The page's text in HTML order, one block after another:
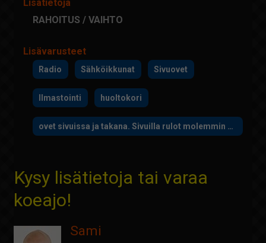
Lisätietoja
RAHOITUS / VAIHTO
Lisävarusteet
Radio Sähköikkunat Sivuovet
Ilmastointi huoltokori
ovet sivuissa ja takana. Sivuilla rulot molemmin puolin. Työkalulaatikot ja hyllyt. Lämmitin tavaratilassa.
Kysy lisätietoja tai varaa
koeajo!
Sami